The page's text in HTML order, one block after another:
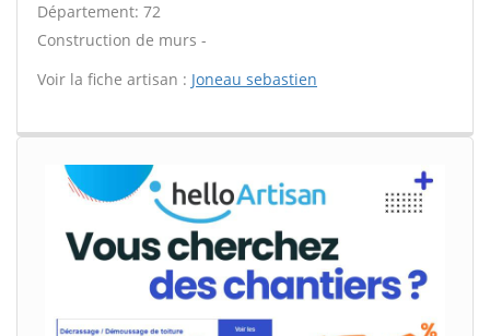
Département: 72
Construction de murs -
Voir la fiche artisan : Joneau sebastien